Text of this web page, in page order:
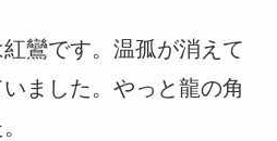
鸞です。温孤が消えて
ました。やっと龍の角